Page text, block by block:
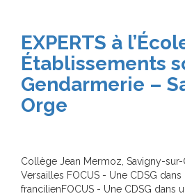
EXPERTS à
Établissements
Gendarmerie –
Orge
Collège Jean Mermoz, Savigny-
Versailles FOCUS - Une CDSG
francilienFOCUS - Une CDSG dans